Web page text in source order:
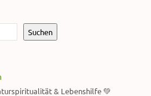
Suchen
& Lebenshilfe 💚